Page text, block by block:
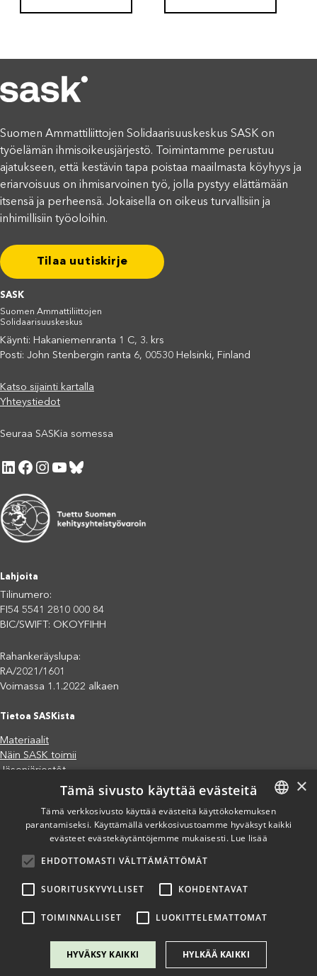
Suomen Ammattiliittojen Solidaarisuuskeskus SASK on
työelämän ihmisoikeusjärjestö. Toimintamme perustuu
ajatukseen, että kestävin tapa poistaa maailmasta köyhyys ja
eriarvoisuus on ihmisarvoinen työ, jolla pystyy elättämään
itsensä ja perheensä. Jokaisella on oikeus turvallisiin ja
inhimillisiin työoloihin.
Tilaa uutiskirje
SASK
Suomen Ammattiliittojen
Solidaarisuuskeskus
Käynti: Hakaniemenranta 1 C, 3. krs
Posti: John Stenbergin ranta 6, 00530 Helsinki, Finland
Katso sijainti kartalla
Yhteystiedot
Seuraa SASKia somessa
LinkedIn Facebook Instagram YouTube Bluesky
Lahjoita
Tilinumero:
FI54 5541 2810 000 84
BIC/SWIFT: OKOYFIHH
Rahankeräyslupa:
RA/2021/1601
Voimassa 1.1.2022 alkaen
Tietoa SASKista
Materiaalit
Näin SASK toimii
Jäsenjärjestöt
Saavutettavuusseloste
Tietosuojaseloste
Eettiset periaatteet (pdf)
Miten voit auttaa?
Lahjoita
Liity kannatusjäseneksi
FINNISH
×
Tämä sivusto käyttää evästeitä
Tämä verkkosivusto käyttää evästeitä käyttökokemuksen
parantamiseksi. Käyttämällä verkkosivustoamme hyväksyt kaikki
evästeet evästekäytäntöjemme mukaisesti. Lue lisää
EHDOTTOMASTI VÄLTTÄMÄTTÖMÄT
SUORITUSKYVYLLISET KOHDENTAVAT
TOIMINNALLISET LUOKITTELEMATTOMAT
HYVÄKSY KAIKKI HYLKÄÄ KAIKKI